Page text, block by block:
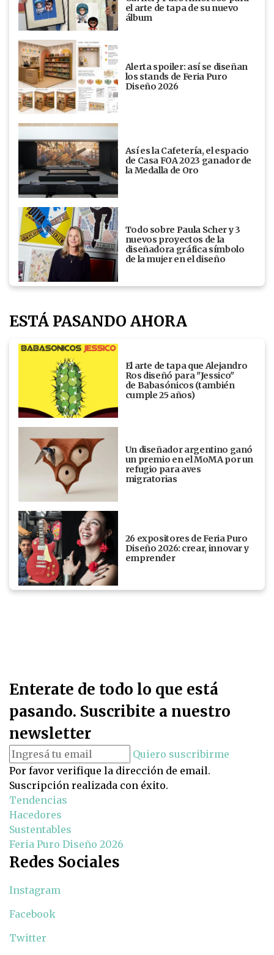
el arte de tapa de su nuevo
álbum
Alerta spoiler: así se diseñan
los stands de Feria Puro
Diseño 2026
Así es la Cafetería, el espacio
de Casa FOA 2023 ganador de
la Medalla de Oro
Todo sobre Paula Scher y 3
nuevos proyectos de la
diseñadora gráfica símbolo
de la mujer en el diseño
ESTÁ PASANDO AHORA
El arte de tapa que Alejandro
Ros diseñó para "Jessico"
de Babasónicos (también
cumple 25 años)
Un diseñador argentino ganó
un premio en el MoMA por un
refugio para aves
migratorias
26 expositores de Feria Puro
Diseño 2026: crear, innovar y
emprender
Enterate de todo lo que está
pasando. Suscribite a nuestro
newsletter
Quiero suscribirme
Por favor verifique la dirección de email.
Suscripción realizada con éxito.
Tendencias
Hacedores
Sustentables
Feria Puro Diseño 2026
Redes Sociales
Instagram
Facebook
Twitter